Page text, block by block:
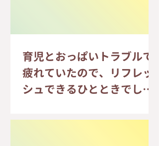
育児とおっぱいトラブルで
疲れていたので、リフレッ
シュできるひとときでし